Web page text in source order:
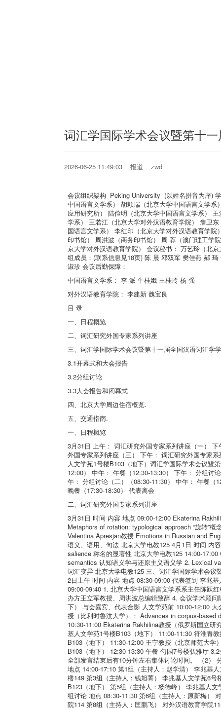
词汇学国际学术会议暨第十
2026-06-25 11:49:03 报道 zwd
会议组织架构 Peking University (以姓名拼音为序)
中国语言文学系） 胡欶瑞（北京大学中国语言文学
应用研究所） 陆俭明（北京大学中国语言文学系）
学系） 王若江（北京大学对外汉语教育学院） 詹卫
国语言文学系） 李红印（北京大学对外汉语教育学
印书馆） 周洪波（商务印书馆） 周 荐（澳门理工学
京大学对外汉语教育学院） 会议秘书： 万艺玲（北
组成员：(联系信息见18页) 陈 晨 邓双军 樊佳燕 郝
淑珍 会议后勤保障：
中国语言文学系： 李 派 牛桂娥 王桂玲 杨 强
对外汉语教育学院： 李建新 魏宝良
目 录
一、日程概览
二、词汇研究外国专家系列讲座
三、词汇学国际学术会议暨第十一届全国汉语词汇学
3.1开幕式和大会报告
3.2分组讨论
3.3大会报告和闭幕式
四、北京大学周边住宿概览.
五、交通指南.
一、日程概览
3月31日 上午： 词汇研究外国专家系列讲座（一）
外国专家系列讲座（三） 下午： 词汇研究外国专家
人文学苑1号楼B103（地下）词汇学国际学术会议暨
12:00） 中午： 午餐（12:30-13:30） 下午： 分组讨
午： 分组讨论（二）（08:30-11:30） 中午： 午餐（
晚餐（17:30-18:30） 代表离会
二、词汇研究外国专家系列讲座
3月31日 时间 内容 地点 09:00-12:00 Ekaterina
Metaphors of rotation: typological approach “旋转”
Valentina Apresjan教授 Emotions in Russian and
语义、语用、句法 北京大学电教125 4月1日 时间 内
salience 称名的显著性 北京大学电教125 14:00-
semantics 认知语义学与还原主义语义学 2. Lexical
词汇变异 北京大学电教125 三、词汇学国际学术会
2日上午 时间 内容 地点 08:30-09:00 代表签到 李兆
09:00-09:40 1. 北京大学中国语言文学系系主任陈跃
办方王立军教授、周洪波总编辑致辞 4. 会议学术顾
下） 与会嘉宾、代表合影 人文学苑前 10:00-12:00
授（比利时鲁汶大学）： Advances in corpus-
10:30-11:00 Ekaterina Rakhilina教授（俄罗斯国立
基人文学苑1号楼B103（地下） 11:00-11:30 符淮青
B103（地下） 11:30-12:00 王宁教授（北京师范大
B103（地下） 12:30-13:30 午餐 勺园7号楼弘雅厅
全部发言结束后有10分钟左右集体讨论时间。 （2）
地点 14:00-17:10 第1组（主持人：赵学清） 李兆基
楼149 第3组（主持人：钱旭菁） 李兆基人文学苑6
B123（地下） 第5组（主持人：杨德峰） 李兆基人
组讨论 地点 08:30-11:30 第6组（主持人：原新梅）
院114 第8组（主持人：匡鹏飞） 对外汉语教育学院